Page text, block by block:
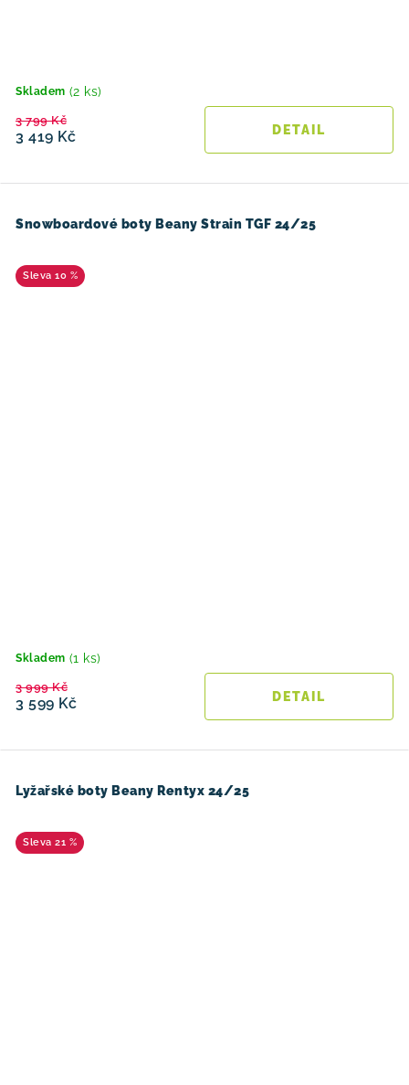
Skladem (2 ks)
3 419 Kč
3 799 Kč
Snowboardové boty Beany Strain TGF 24/25
10 %
Skladem (1 ks)
3 599 Kč
3 999 Kč
Lyžařské boty Beany Rentyx 24/25
21 %